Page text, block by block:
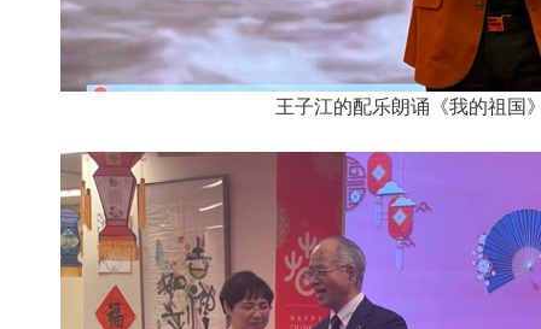
王子江的配乐朗诵《我的祖国